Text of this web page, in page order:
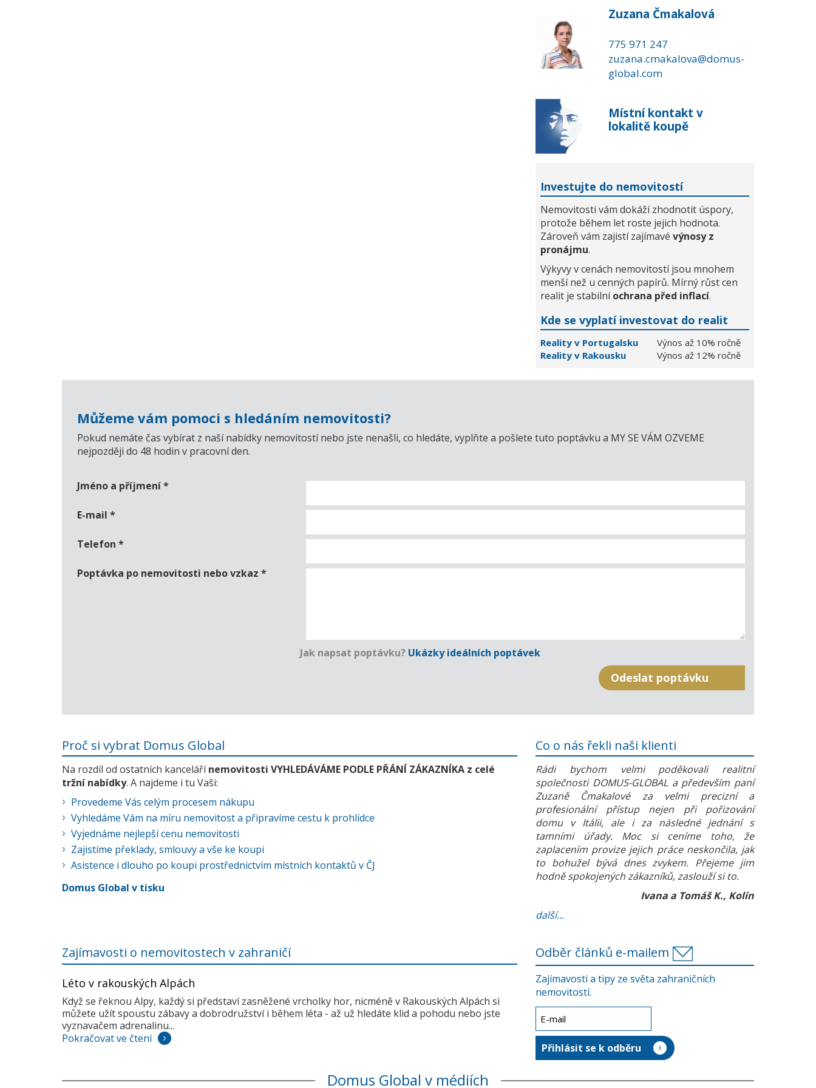
Zuzana Čmakalová
775 971 247
zuzana.cmakalova@domus-
global.com
Místní kontakt v
lokalitě koupě
Investujte do nemovitostí
Nemovitosti vám dokáží zhodnotit úspory,
protože během let roste jejich hodnota.
Zároveň vám zajistí zajímavé výnosy z
pronájmu.
Výkyvy v cenách nemovitostí jsou mnohem
menší než u cenných papírů. Mírný růst cen
realit je stabilníochrana před inflací.
Kde se vyplatí investovat do realit
Reality v Portugalsku
Výnos až 10% ročně
Reality v Rakousku
Výnos až 12% ročně
Můžeme vám pomoci s hledáním nemovitosti?
Pokud nemáte čas vybírat z naší nabídky nemovitostí nebo jste nenašli, co hledáte, vyplňte a pošlete tuto poptávku a MY SE VÁM OZVEME
nejpozději do 48 hodin v pracovní den.
Jméno a příjmení*
E-mail *
Telefon *
Poptávka po nemovitosti nebo vzkaz *
Jak napsat poptávku? Ukázky ideálních poptávek
Proč si vybrat Domus Global
Na rozdíl od ostatních kancelářínemovitosti VYHLEDÁVÁME PODLE PŘÁNÍ ZÁKAZNÍKA z celé
tržní nabídky. A najdeme i tu Vaši:
Provedeme Vás celým procesem nákupu
Vyhledáme Vám na míru nemovitost a připravíme cestu k prohlídce
Vyjednáme nejlepší cenu nemovitosti
Zajistíme překlady, smlouvy a vše ke koupi
Asistence i dlouho po koupi prostřednictvím místních kontaktů v ČJ
Domus Global v tisku
Co o nás řekli naši klienti
Rádi bychom velmi poděkovali realitní
společnosti DOMUS-GLOBAL a především paní
Zuzaně Čmakalové za velmi precizní a
profesionální přístup nejen při pořizování
domu v Itálii, ale i za následné jednání s
tamními úřady. Moc si ceníme toho, že
zaplacením provize jejich práce neskončila, jak
to bohužel bývá dnes zvykem. Přejeme jim
hodně spokojených zákazníků, zaslouží si to.
Ivana a Tomáš K., Kolín
další...
Zajímavosti o nemovitostech v zahraničí
Léto v rakouských Alpách
Když se řeknou Alpy, každý si představí zasněžené vrcholky hor, nicméně v Rakouských Alpách si
můžete užít spoustu zábavy a dobrodružství i během léta - až už hledáte klid a pohodu nebo jste
vyznavačem adrenalinu...
Pokračovat ve čtení
Odběr článků e-mailem
Zajímavosti a tipy ze světa zahraničních
nemovitostí.
Domus Global v médiích